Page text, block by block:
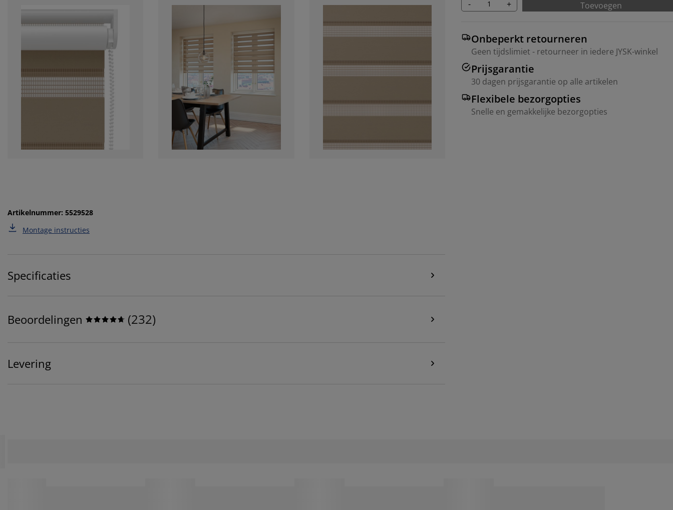
- + Toevoegen
Onbeperkt retourneren
Geen tijdslimiet - retourneer in iedere JYSK-winkel
Prijsgarantie
30 dagen prijsgarantie op alle artikelen
Flexibele bezorgopties
Snelle en gemakkelijke bezorgopties
Artikelnummer: 5529528
Montage instructies
Specificaties
Beoordelingen (232)
Levering